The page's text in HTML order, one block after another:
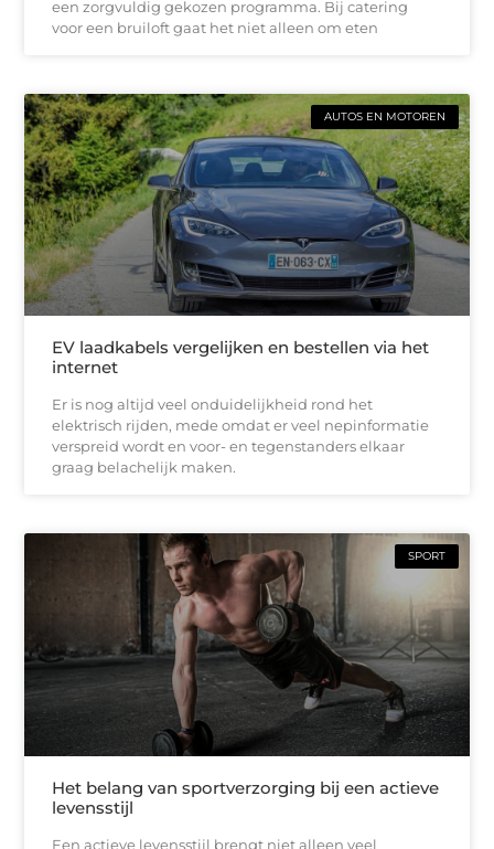
een zorgvuldig gekozen programma. Bij catering
voor een bruiloft gaat het niet alleen om eten
AUTOS EN MOTOREN
EV laadkabels vergelijken en bestellen via het
internet
Er is nog altijd veel onduidelijkheid rond het
elektrisch rijden, mede omdat er veel nepinformatie
verspreid wordt en voor- en tegenstanders elkaar
graag belachelijk maken.
SPORT
Het belang van sportverzorging bij een actieve
levensstijl
Een actieve levensstijl brengt niet alleen veel